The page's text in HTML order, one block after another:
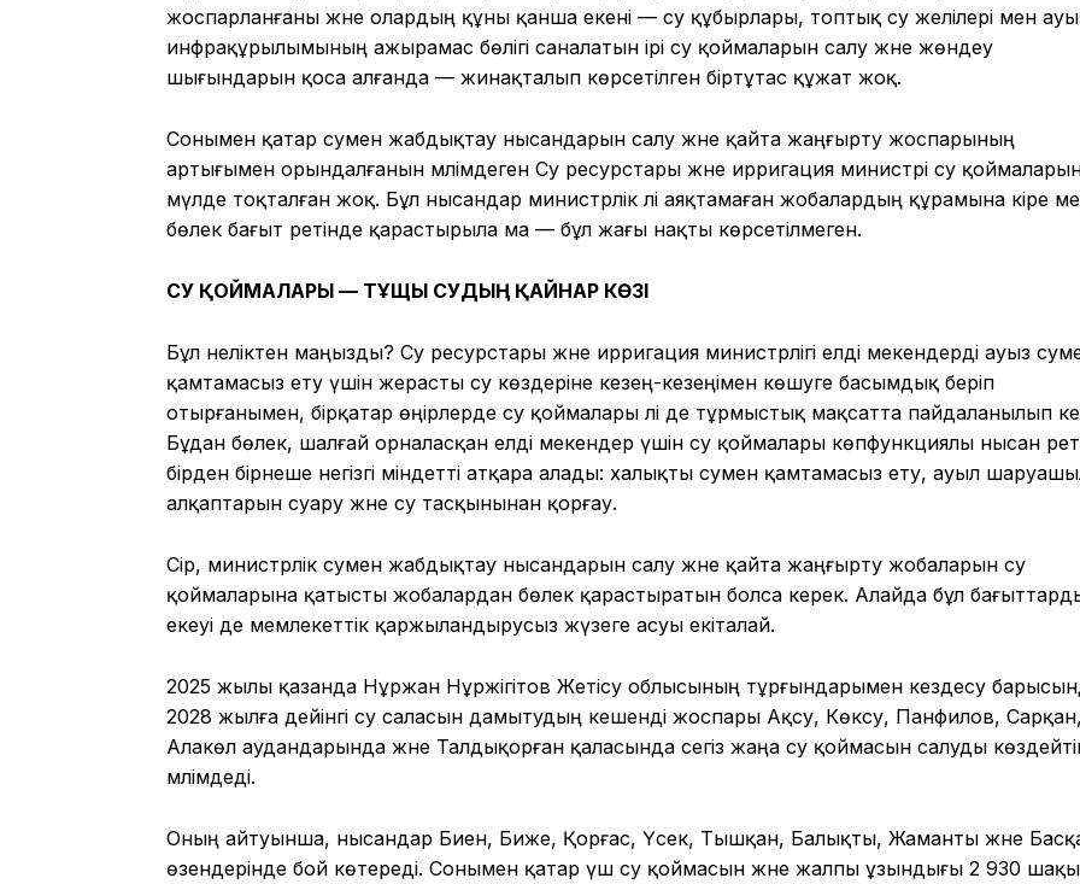
жоспарланғаны және олардың құны қанша екені — су құбырлары, топтық су желілері мен
инфрақұрылымының ажырамас бөлігі саналатын ірі су қоймаларын салу және жөндеу
шығындарын қоса алғанда — жинақталып көрсетілген біртұтас құжат жоқ.
Сонымен қатар сумен жабдықтау нысандарын салу және қайта жаңғырту жоспарының
артығымен орындалғанын мәлімдеген Су ресурстары және ирригация министрі су
мүлде тоқталған жоқ. Бұл нысандар министрлік әлі аяқтамаған жобалардың құрамына кіре
бөлек бағыт ретінде қарастырыла ма — бұл жағы нақты көрсетілмеген.
СУ ҚОЙМАЛАРЫ — ТҰЩЫ СУДЫҢ ҚАЙНАР КӨЗІ
Бұл неліктен маңызды? Су ресурстары және ирригация министрлігі елді мекендерді ауыз
қамтамасыз ету үшін жерасты су көздеріне кезең-кезеңімен көшуге басымдық беріп
отырғанымен, бірқатар өңірлерде су қоймалары әлі де тұрмыстық мақсатта пайдаланылып
Бұдан бөлек, шалғай орналасқан елді мекендер үшін су қоймалары көпфункциялы нысан
бірден бірнеше негізгі міндетті атқара алады: халықты сумен қамтамасыз ету, ауыл
алқаптарын суару және су тасқынынан қорғау.
Сірә, министрлік сумен жабдықтау нысандарын салу және қайта жаңғырту жобаларын су
қоймаларына қатысты жобалардан бөлек қарастыратын болса керек. Алайда бұл
екеуі де мемлекеттік қаржыландырусыз жүзеге асуы екіталай.
2025 жылы қазанда Нұржан Нұржігітов Жетісу облысының тұрғындарымен кездесу
2028 жылға дейінгі су саласын дамытудың кешенді жоспары Ақсу, Көксу, Панфилов, Сарқан,
Алакөл аудандарында және Талдықорған қаласында сегіз жаңа су қоймасын салуды
мәлімдеді.
Оның айтуынша, нысандар Биен, Бижe, Қорғас, Үсек, Тышқан, Балықты, Жаманты және
өзендерінде бой көтереді. Сонымен қатар үш су қоймасын және жалпы ұзындығы 2 930